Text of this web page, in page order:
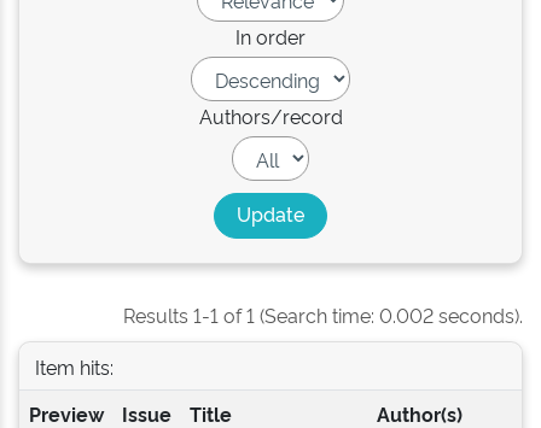
In order
Authors/record
Results 1-1 of 1 (Search time: 0.002 seconds).
Item hits:
Preview
Issue
Title Author(s)